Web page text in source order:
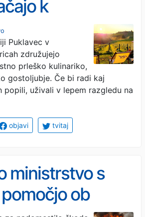
k
Puklavec v
združujejo
prleško kulinariko,
gostoljubje. Če bi radi kaj
popili, uživali v lepem razgledu na
objavi tvitaj
ministrstvo s
ob